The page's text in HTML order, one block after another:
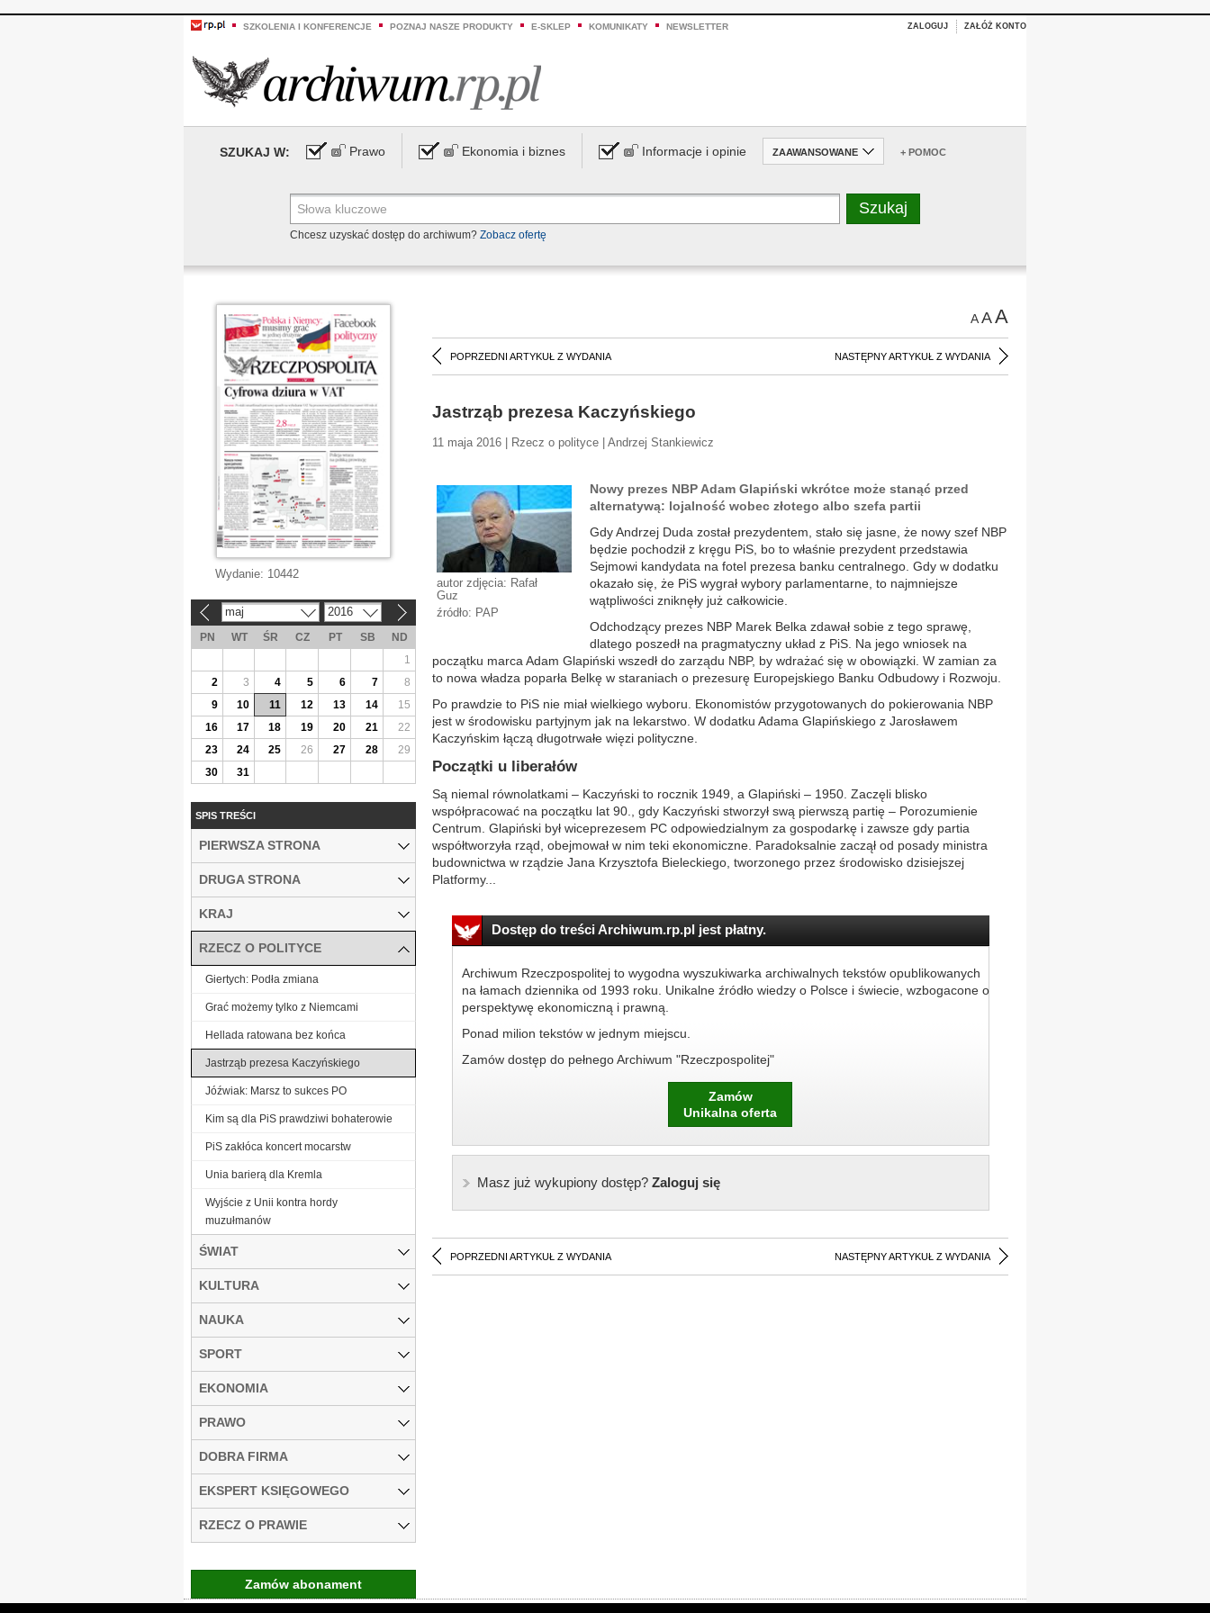
SZKOLENIA I KONFERENCJE POZNAJ NASZE PRODUKTY E-SKLEP KOMUNIKATY NEWSLETTER ZALOGUJ ZAŁÓŻ KONTO
SZUKAJ W: Prawo Ekonomia i biznes Informacje i opinie ZAAWANSOWANE + POMOC
Chcesz uzyskać dostęp do archiwum? Zobacz ofertę
AAA
POPRZEDNI ARTYKUŁ Z WYDANIA NASTĘPNY ARTYKUŁ Z WYDANIA
Jastrząb prezesa Kaczyńskiego
11 maja 2016 | Rzecz o polityce | Andrzej Stankiewicz
autor zdjęcia: Rafał
Guz
źródło: PAP
Nowy prezes NBP Adam Glapiński wkrótce może stanąć przed
alternatywą: lojalność wobec złotego albo szefa partii
Gdy Andrzej Duda został prezydentem, stało się jasne, że nowy szef NBP
będzie pochodził z kręgu PiS, bo to właśnie prezydent przedstawia
Sejmowi kandydata na fotel prezesa banku centralnego. Gdy w dodatku
okazało się, że PiS wygrał wybory parlamentarne, to najmniejsze
wątpliwości zniknęły już całkowicie.
Odchodzący prezes NBP Marek Belka zdawał sobie z tego sprawę,
dlatego poszedł na pragmatyczny układ z PiS. Na jego wniosek na
początku marca Adam Glapiński wszedł do zarządu NBP, by wdrażać się w obowiązki. W zamian za
to nowa władza poparła Belkę w staraniach o prezesurę Europejskiego Banku Odbudowy i Rozwoju.
Po prawdzie to PiS nie miał wielkiego wyboru. Ekonomistów przygotowanych do pokierowania NBP
jest w środowisku partyjnym jak na lekarstwo. W dodatku Adama Glapińskiego z Jarosławem
Kaczyńskim łączą długotrwałe więzi polityczne.
Początki u liberałów
Są niemal równolatkami – Kaczyński to rocznik 1949, a Glapiński – 1950. Zaczęli blisko
współpracować na początku lat 90., gdy Kaczyński stworzył swą pierwszą partię – Porozumienie
Centrum. Glapiński był wiceprezesem PC odpowiedzialnym za gospodarkę i zawsze gdy partia
współtworzyła rząd, obejmował w nim teki ekonomiczne. Paradoksalnie zaczął od posady ministra
budownictwa w rządzie Jana Krzysztofa Bieleckiego, tworzonego przez środowisko dzisiejszej
Platformy...
Dostęp do treści Archiwum.rp.pl jest płatny.
Archiwum Rzeczpospolitej to wygodna wyszukiwarka archiwalnych tekstów opublikowanych
na łamach dziennika od 1993 roku. Unikalne źródło wiedzy o Polsce i świecie, wzbogacone o
perspektywę ekonomiczną i prawną.
Ponad milion tekstów w jednym miejscu.
Zamów dostęp do pełnego Archiwum "Rzeczpospolitej"
Zamów
Unikalna oferta
Masz już wykupiony dostęp?Zaloguj się
POPRZEDNI ARTYKUŁ Z WYDANIA NASTĘPNY ARTYKUŁ Z WYDANIA
Wydanie: 10442
maj 2016
PN WT ŚR CZ PT SB
ND
1
2
3 4 5 6 7
8
9
10 11 12 13 14
15
16
17 18 19 20 21
22
23
24 25 26 27 28
29
30
31
SPIS TREŚCI
PIERWSZA STRONA
DRUGA STRONA
KRAJ
RZECZ O POLITYCE
Giertych: Podła zmiana
Grać możemy tylko z Niemcami
Hellada ratowana bez końca
Jastrząb prezesa Kaczyńskiego
Jóźwiak: Marsz to sukces PO
Kim są dla PiS prawdziwi bohaterowie
PiS zakłóca koncert mocarstw
Unia barierą dla Kremla
Wyjście z Unii kontra hordy
muzułmanów
ŚWIAT
KULTURA
NAUKA
SPORT
EKONOMIA
PRAWO
DOBRA FIRMA
EKSPERT KSIĘGOWEGO
RZECZ O PRAWIE
Zamów abonament